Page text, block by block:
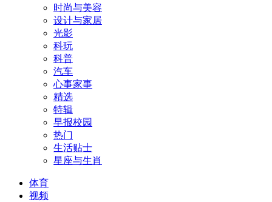
时尚与美容
设计与家居
光影
科玩
科普
汽车
心事家事
精选
特辑
早报校园
热门
生活贴士
星座与生肖
体育
视频